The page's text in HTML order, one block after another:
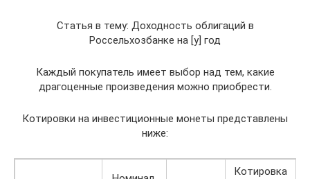
Статья в тему: Доходность облигаций в
Россельхозбанке на [y] год
Каждый покупатель имеет выбор над тем, какие
драгоценные произведения можно приобрести.
Котировки на инвестиционные монеты представлены
ниже:
Котировка